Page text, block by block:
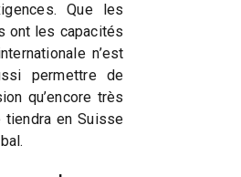
Que les
ont les capacités
n’est
permettre de
qu’encore très
tiendra en Suisse